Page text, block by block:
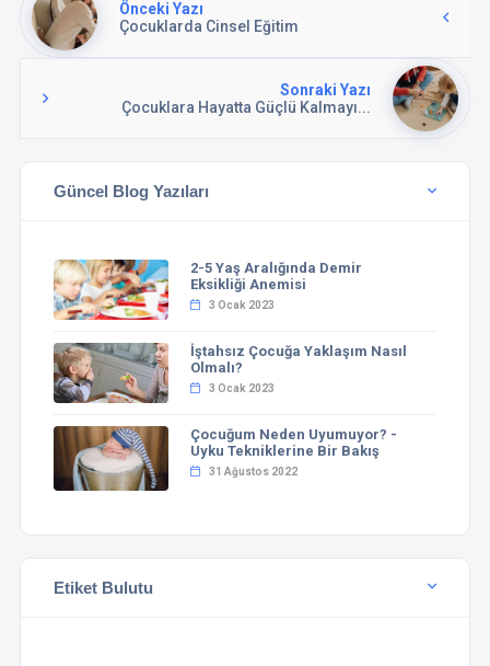
Önceki Yazı
Çocuklarda Cinsel Eğitim
Sonraki Yazı
Çocuklara Hayatta Güçlü Kalmayı...
Güncel Blog Yazıları
2-5 Yaş Aralığında Demir
Eksikliği Anemisi
3 Ocak 2023
İştahsız Çocuğa Yaklaşım Nasıl
Olmalı?
3 Ocak 2023
Çocuğum Neden Uyumuyor? -
Uyku Tekniklerine Bir Bakış
31 Ağustos 2022
Etiket Bulutu